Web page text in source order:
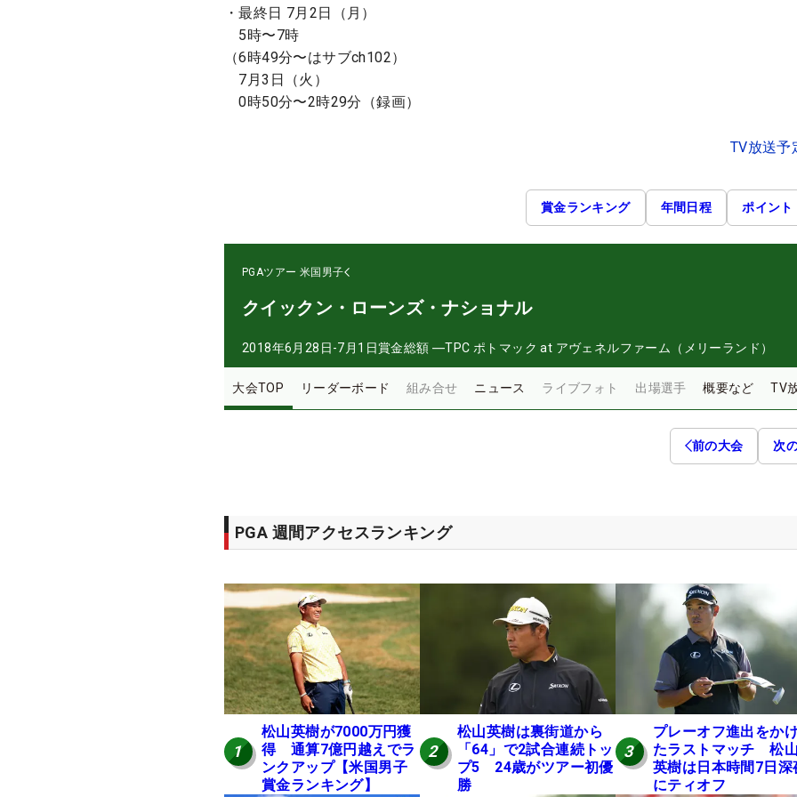
・最終日 7月2日（月）
5時〜7時
（6時49分〜はサブch102）
7月3日（火）
0時50分〜2時29分（録画）
TV放送予
賞金ランキング 年間日程 ポイント
PGAツアー 米国男子
クイックン・ローンズ・ナショナル
2018年6月28日-7月1日賞金総額 ―TPC ポトマック at アヴェネルファーム（メリーランド）
大会TOP リーダーボード 組み合せ ニュース ライブフォト 出場選手 概要など TV
前の大会 次
PGA 週間アクセスランキング
1
松山英樹が7000万円獲
得 通算7億円越えでラ
ンクアップ【米国男子
賞金ランキング】
2
松山英樹は裏街道から
「64」で2試合連続トッ
プ5 24歳がツアー初優
勝
3
プレーオフ進出をか
たラストマッチ 松
英樹は日本時間7日深
にティオフ